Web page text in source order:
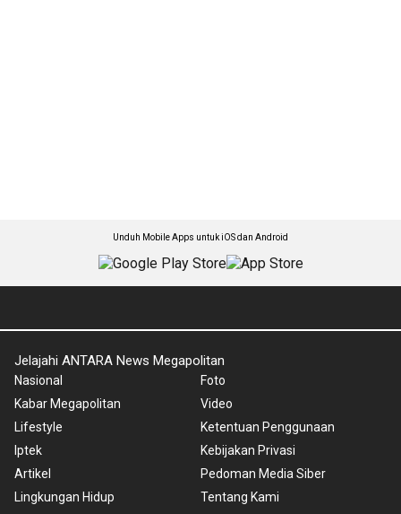
Unduh Mobile Apps untuk iOS dan Android
Jelajahi ANTARA News Megapolitan
Nasional
Kabar Megapolitan
Lifestyle
Iptek
Artikel
Lingkungan Hidup
Foto
Video
Ketentuan Penggunaan
Kebijakan Privasi
Pedoman Media Siber
Tentang Kami